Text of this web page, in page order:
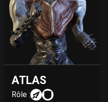
ATLAS
Rôle :